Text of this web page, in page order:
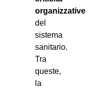
organizzative
del
sistema
sanitario.
Tra
queste,
la